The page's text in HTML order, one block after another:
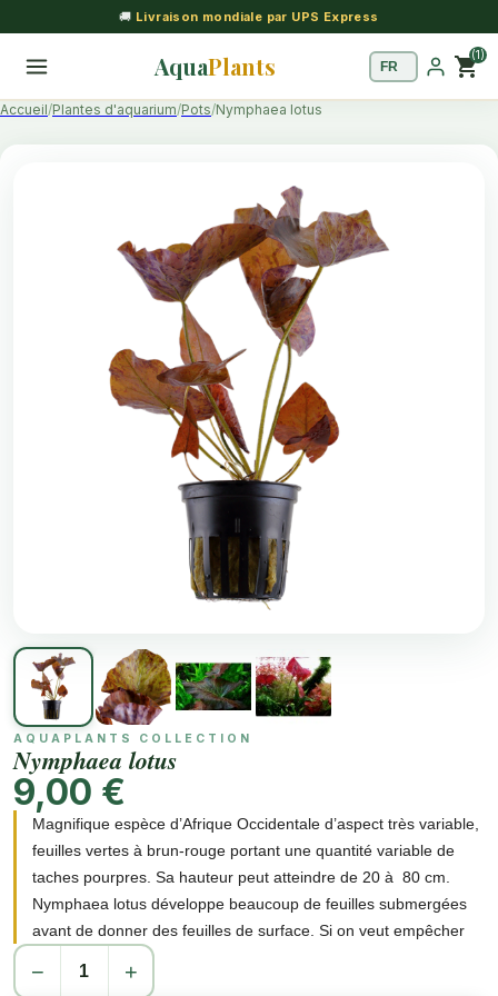
🚚 Livraison mondiale par UPS Express
AquaPlants shopping_cart(1)
Accueil Plantes d'aquarium Pots Nymphaea lotus
AQUAPLANTS COLLECTION
Nymphaea lotus
9,00 €
Magnifique espèce d’Afrique Occidentale d’aspect très variable,
feuilles vertes à brun-rouge portant une quantité variable de
taches pourpres. Sa hauteur peut atteindre de 20 à 80 cm.
Nymphaea lotus développe beaucoup de feuilles submergées
avant de donner des feuilles de surface. Si on veut empêcher
l'émersion des feuilles, les couper et réduire les racines.
Les aquariums non couverts permettent d'admirer sa belle fleur
− +